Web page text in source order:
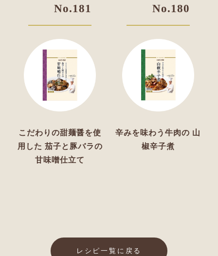
No.181
こだわりの甜麺醤を使
用した 茄子と豚バラの
甘味噌仕立て
No.180
辛みを味わう牛肉の 山
椒辛子煮
レシピ一覧に戻る